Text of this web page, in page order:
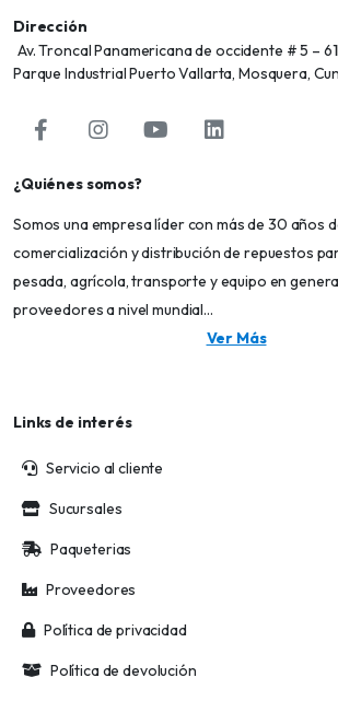
Dirección
Av. Troncal Panamericana de occidente # 5 –
Parque Industrial Puerto Vallarta, Mosquera,
¿Quiénes somos?
Somos una empresa líder con más de 30 años
comercialización y distribución de repuestos
pesada, agrícola, transporte y equipo en
proveedores a nivel mundial...
Ver Más
Links de interés
Servicio al cliente
Sucursales
Paqueterias
Proveedores
Política de privacidad
Política de devolución